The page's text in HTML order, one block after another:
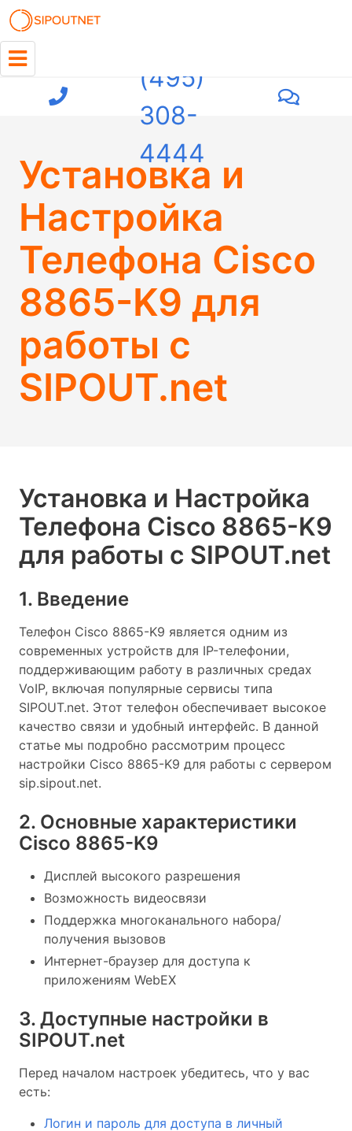
(495)
308-
4444
Установка и
Настройка
Телефона Cisco
8865-K9 для
работы с
SIPOUT.net
Установка и Настройка
Телефона Cisco 8865-K9
для работы с SIPOUT.net
1. Введение
Телефон Cisco 8865-K9 является одним из
современных устройств для IP-телефонии,
поддерживающим работу в различных средах
VoIP, включая популярные сервисы типа
SIPOUT.net. Этот телефон обеспечивает высокое
качество связи и удобный интерфейс. В данной
статье мы подробно рассмотрим процесс
настройки Cisco 8865-K9 для работы с сервером
sip.sipout.net.
2. Основные характеристики
Cisco 8865-K9
Дисплей высокого разрешения
Возможность видеосвязи
Поддержка многоканального набора/
получения вызовов
Интернет-браузер для доступа к
приложениям WebEX
3. Доступные настройки в
SIPOUT.net
Перед началом настроек убедитесь, что у вас
есть:
Логин и пароль для доступа в личный